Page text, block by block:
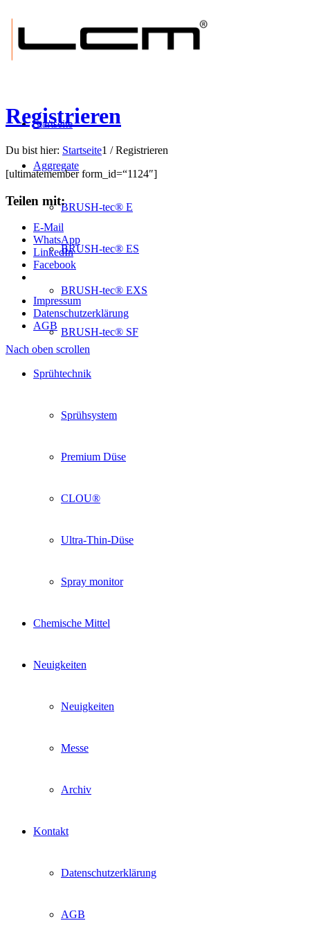
Startseite
Aggregate
BRUSH-tec® E
BRUSH-tec® ES
BRUSH-tec® EXS
BRUSH-tec® SF
Sprühtechnik
Sprühsystem
Premium Düse
CLOU®
Ultra-Thin-Düse
Spray monitor
Chemische Mittel
Neuigkeiten
Neuigkeiten
Messe
Archiv
Kontakt
Datenschutzerklärung
AGB
Registrieren
Du bist hier: Startseite1 / Registrieren
[ultimatemember form_id=“1124″]
Teilen mit:
E-Mail
WhatsApp
LinkedIn
Facebook
Impressum
Datenschutzerklärung
AGB
Nach oben scrollen